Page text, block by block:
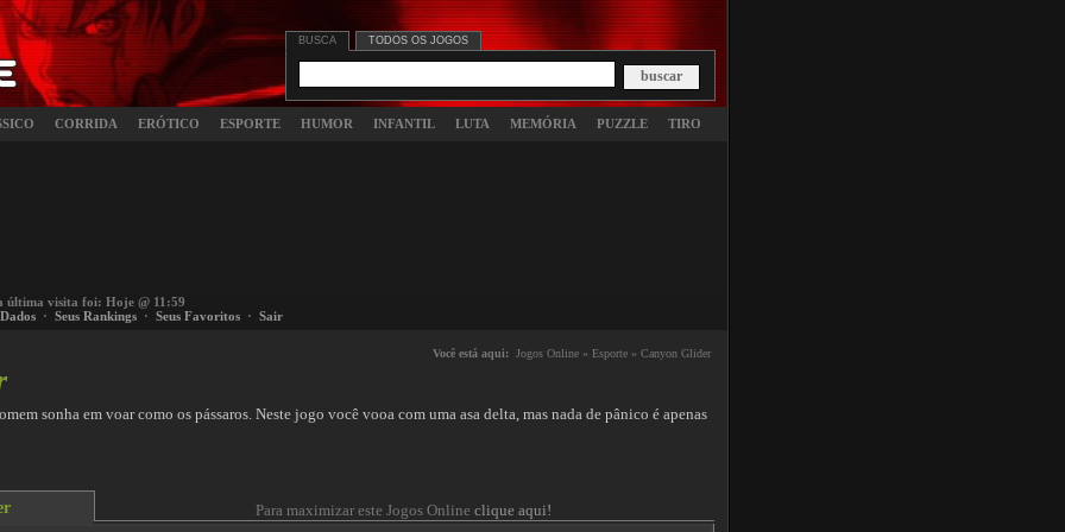
BUSCA TODOS OS JOGOS
CORRIDA ERÓTICO ESPORTE HUMOR INFANTIL LUTA MEMÓRIA PUZZLE TIRO
última visita foi: Hoje @ 11:59
· Seus Rankings · Seus Favoritos · Sair
Você está aqui: Jogos Online » Esporte » Canyon Glider
sonha em voar como os pássaros. Neste jogo você vooa com uma asa delta, mas nada de pânico é apenas
Para maximizar este Jogos Online clique aqui!